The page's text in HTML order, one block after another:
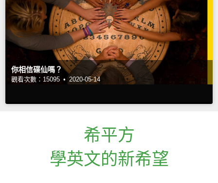
你相信碟仙嗎？
觀看次數：15095 • 2020-05-14
希平方
學英文的新希望